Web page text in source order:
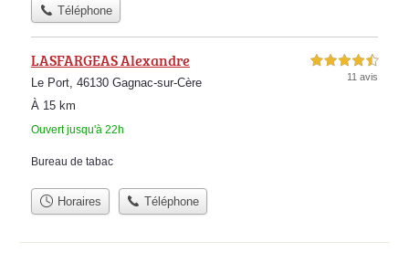
Téléphone
LASFARGEAS Alexandre
Le Port, 46130 Gagnac-sur-Cère
À 15 km
Ouvert jusqu'à 22h
4,5 étoiles sur 5
11 avis
Bureau de tabac
Horaires Téléphone